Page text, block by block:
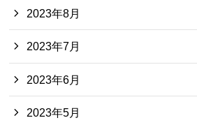
2023年8月
2023年7月
2023年6月
2023年5月